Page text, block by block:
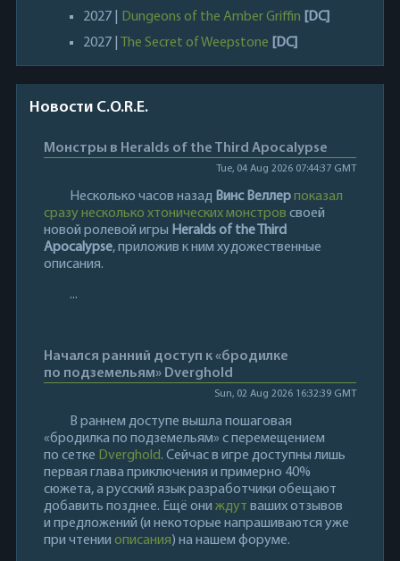
2027 | Dungeons of the Amber Griffin [DC]
2027 |
The Secret of Weepstone [DC]
Новости C.O.R.E.
Монстры в Heralds of the Third Apocalypse
Tue, 04 Aug 2026 07:44:37 GMT
Несколько часов назад Винс Веллер показал
сразу несколько хтонических монстров своей
новой ролевой игры Heralds of the Third
Apocalypse, приложив к ним художественные
описания.
...
Начался ранний доступ к «бродилке
по подземельям» Dverghold
Sun, 02 Aug 2026 16:32:39 GMT
В раннем доступе вышла пошаговая
«бродилка по подземельям» с перемещением
по сетке Dverghold. Сейчас в игре доступны лишь
первая глава приключения и примерно 40%
сюжета, а русский язык разработчики обещают
добавить позднее. Ещё они ждут ваших отзывов
и предложений (и некоторые напрашиваются уже
при чтении описания) на нашем форуме.